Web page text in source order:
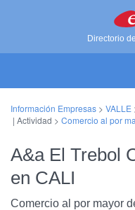
Directorio
Información Empresas > VALLE
| Actividad > Comercio al por
A&a El Trebol
en CALI
Comercio al por mayor